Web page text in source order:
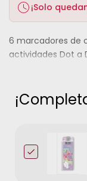
¡Solo
6 marcadores de
actividades Dot a